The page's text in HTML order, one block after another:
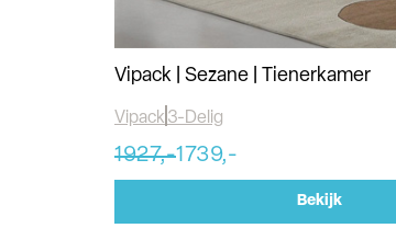
Vipack | Sezane | Tienerkamer
Vipack 3-Delig
1927,-1739,-
Bekijk